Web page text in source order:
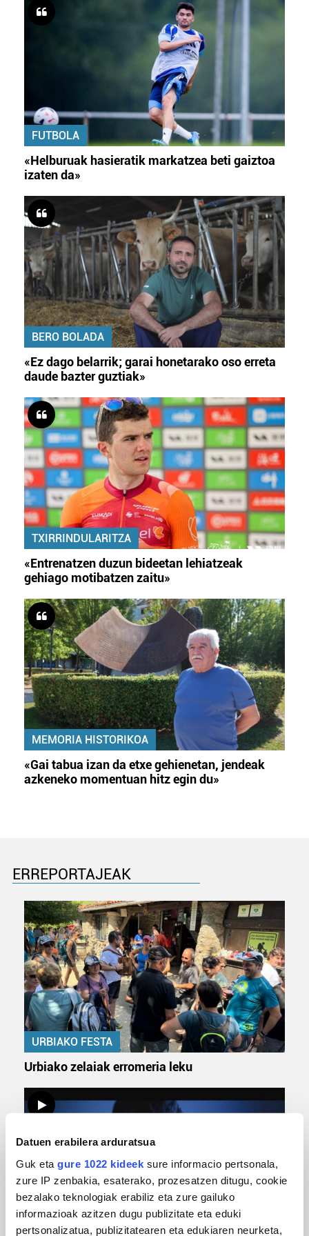
Datuen erabilera arduratsua
Guk eta gure 1022 kideek sure informacio pertsonala,
zure IP zenbakia, esaterako, prozesatzen ditugu, cookie
bezalako teknologiak erabiliz eta zure gailuko
informazioak azitzen dugu publizitate eta eduki
pertsonalizatua, publizitatearen eta edukiaren neurketa,
FUTBOLA
«Helburuak hasieratik markatzea beti gaiztoa
izaten da»
BERO BOLADA
«Ez dago belarrik; garai honetarako oso erreta
daude bazter guztiak»
TXIRRINDULARITZA
«Entrenatzen duzun bideetan lehiatzeak
gehiago motibatzen zaitu»
MEMORIA HISTORIKOA
«Gai tabua izan da etxe gehienetan, jendeak
azkeneko momentuan hitz egin du»
ERREPORTAJEAK
URBIAKO FESTA
Urbiako zelaiak erromeria leku
MUSIKA